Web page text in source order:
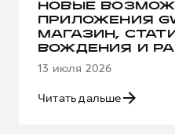
НОВЫЕ
ПРИЛОЖЕНИЯ
МАГАЗИН,
ВОЖДЕНИЯ И
13 июля 2026
Читать дальше